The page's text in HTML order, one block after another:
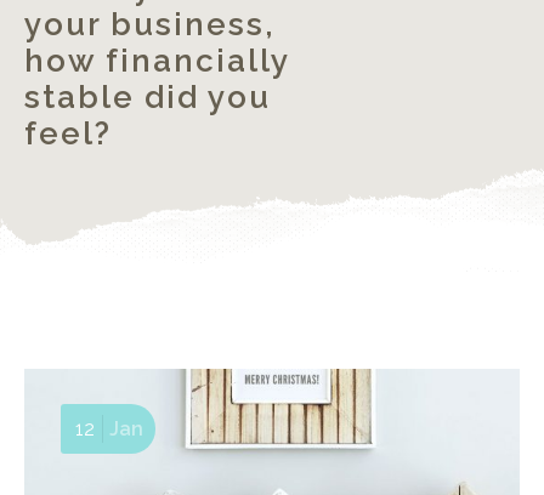
your business,
how financially
stable did you
feel?
12 Jan